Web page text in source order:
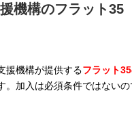
機構のフラット35
援機構が提供するフラット
。加入は必須条件ではない